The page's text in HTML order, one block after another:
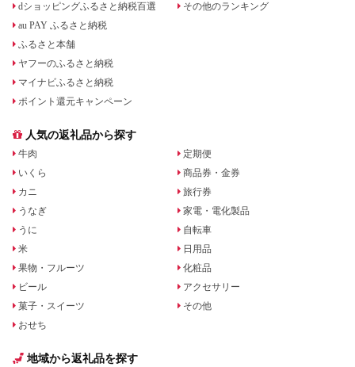
dショッピングふるさと納税百選
au PAY ふるさと納税
ふるさと本舗
ヤフーのふるさと納税
マイナビふるさと納税
ポイント還元キャンペーン
その他のランキング
人気の返礼品から探す
牛肉
いくら
カニ
うなぎ
うに
米
果物・フルーツ
ビール
菓子・スイーツ
おせち
定期便
商品券・金券
旅行券
家電・電化製品
自転車
日用品
化粧品
アクセサリー
その他
地域から返礼品を探す